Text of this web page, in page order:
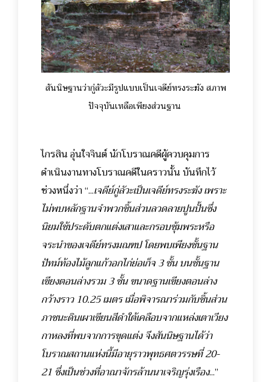
สันนิษฐานว่ากู่ลัวะมีรูปแบบเป็นเจดีย์ทรงระฆัง สภาพ
ปัจจุบันเหลือเพียงส่วนฐาน
ไกรสิน อุ่นใจจินต์ นักโบราณคดีผู้ควบคุมการ
ดำเนินงานทางโบราณคดีในคราวนั้น บันทึกไว้
ช่วงหนึ่งว่า “...เจดีย์กู่ลัวะเป็นเจดีย์ทรงระฆัง เพราะ
ไม่พบหลักฐานจำพวกชิ้นส่วนลวดลายปูนปั้นซึ่ง
นิยมใช้ประดับตกแต่งเสาและกรอบซุ้มพระหรือ
จระนำของเจดีย์ทรงมณฑป โดยพบเพียงชั้นฐาน
ปัทม์ท้องไม้ลูกแก้วอกไก่ย่อเก็จ 3 ชั้น บนชั้นฐาน
เขียงตอนล่างรวม 3 ชั้น ขนาดฐานเขียงตอนล่าง
กว้างราว 10.25 เมตร เมื่อพิจารณาร่วมกับชิ้นส่วน
ภาชนะดินเผาเขียนสีดำใต้เคลือบจากแหล่งเตาเวียง
กาหลงที่พบจากการขุดแต่ง จึงสันนิษฐานได้ว่า
โบราณสถานแห่งนี้มีอายุราวพุทธศตวรรษที่ 20-
21 ซึ่งเป็นช่วงที่อาณาจักรล้านนาเจริญรุ่งเรือง...”